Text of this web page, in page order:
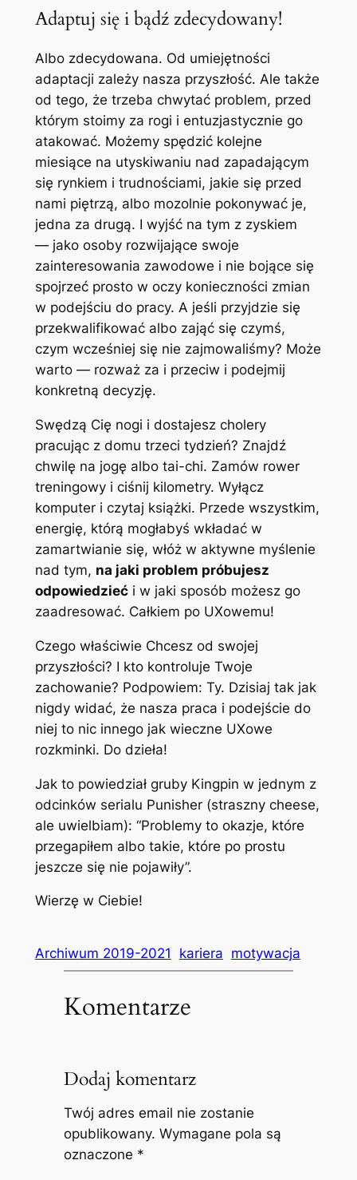
Adaptuj się i bądź zdecydowany!
Albo zdecydowana. Od umiejętności
adaptacji zależy nasza przyszłość. Ale także
od tego, że trzeba chwytać problem, przed
którym stoimy za rogi i entuzjastycznie go
atakować. Możemy spędzić kolejne
miesiące na utyskiwaniu nad zapadającym
się rynkiem i trudnościami, jakie się przed
nami piętrzą, albo mozolnie pokonywać je,
jedna za drugą. I wyjść na tym z zyskiem
— jako osoby rozwijające swoje
zainteresowania zawodowe i nie bojące się
spojrzeć prosto w oczy konieczności zmian
w podejściu do pracy. A jeśli przyjdzie się
przekwalifikować albo zająć się czymś,
czym wcześniej się nie zajmowaliśmy? Może
warto — rozważ za i przeciw i podejmij
konkretną decyzję.
Swędzą Cię nogi i dostajesz cholery
pracując z domu trzeci tydzień? Znajdź
chwilę na jogę albo tai-chi. Zamów rower
treningowy i ciśnij kilometry. Wyłącz
komputer i czytaj książki. Przede wszystkim,
energię, którą mogłabyś wkładać w
zamartwianie się, włóż w aktywne myślenie
nad tym, na jaki problem próbujesz
odpowiedzieći w jaki sposób możesz go
zaadresować. Całkiem po UXowemu!
Czego właściwie Chcesz od swojej
przyszłości? I kto kontroluje Twoje
zachowanie? Podpowiem: Ty. Dzisiaj tak jak
nigdy widać, że nasza praca i podejście do
niej to nic innego jak wieczne UXowe
rozkminki. Do dzieła!
Jak to powiedział gruby Kingpin w jednym z
odcinków serialu Punisher (straszny cheese,
ale uwielbiam): “Problemy to okazje, które
przegapiłem albo takie, które po prostu
jeszcze się nie pojawiły”.
Wierzę w Ciebie!
Archiwum 2019-2021 kariera motywacja
Komentarze
Dodaj komentarz
Twój adres email nie zostanie
opublikowany. Wymagane pola są
oznaczone *